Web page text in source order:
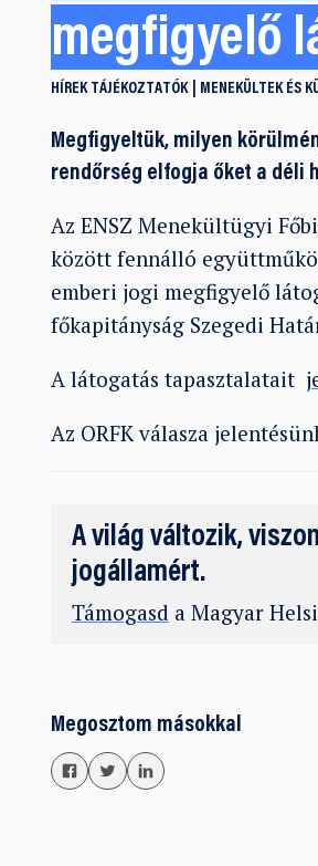
megfigyelő
HÍREK TÁJÉKOZTATÓK MENEKÜLTEK ÉS
Megfigyeltük, milyen
rendőrség elfogja őket a déli
Az ENSZ Menekültügyi
között fennálló
emberi jogi megfigyelő
főkapitányság Szegedi
A látogatás tapasztalatait
Az ORFK válasza
A világ változik,
jogállamért.
Támogasd a Magyar
Megosztom másokkal